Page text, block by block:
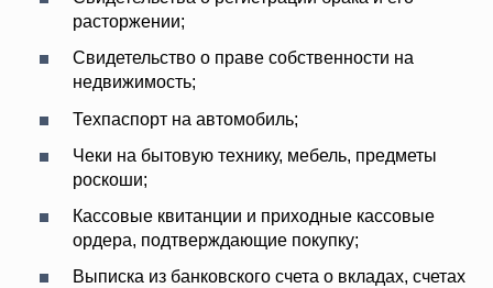
расторжении;
Свидетельство о праве собственности на
недвижимость;
Техпаспорт на автомобиль;
Чеки на бытовую технику, мебель, предметы
роскоши;
Кассовые квитанции и приходные кассовые
ордера, подтверждающие покупку;
Выписка из банковского счета о вкладах, счетах